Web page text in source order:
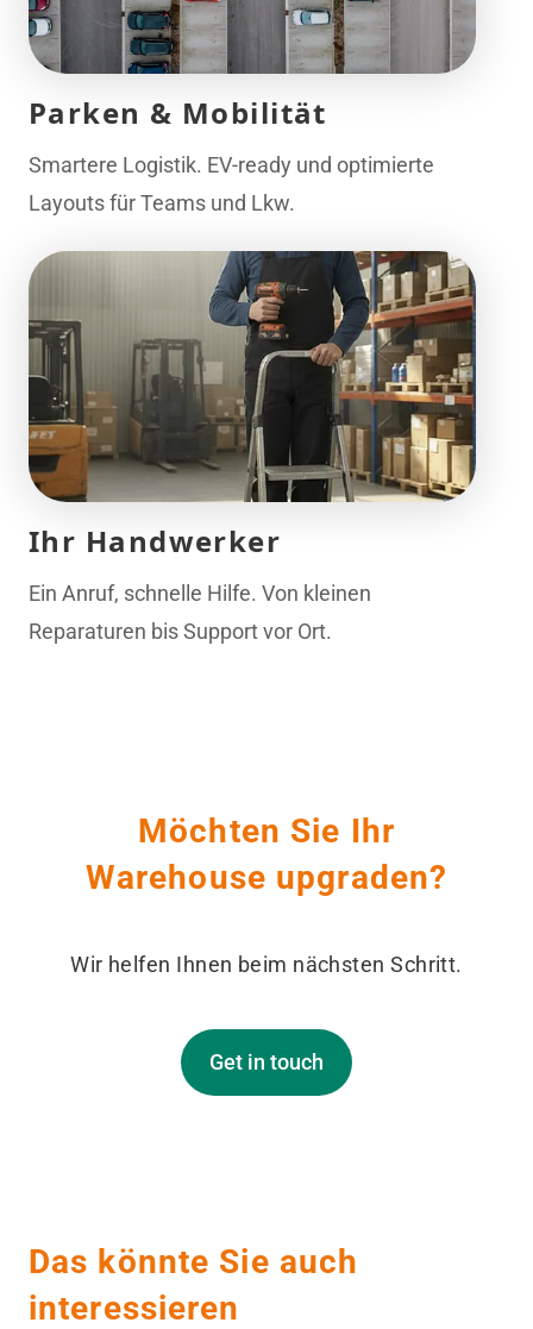
Parken & Mobilität
Smartere Logistik. EV-ready und optimierte
Layouts für Teams und Lkw.
Ihr Handwerker
Ein Anruf, schnelle Hilfe. Von kleinen
Reparaturen bis Support vor Ort.
Möchten Sie Ihr
Warehouse upgraden?
Wir helfen Ihnen beim nächsten Schritt.
Get in touch
Das könnte Sie auch
interessieren